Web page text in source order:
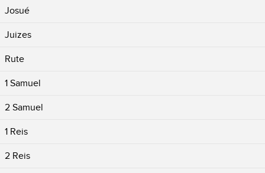
Josué
Juizes
Rute
1 Samuel
2 Samuel
1 Reis
2 Reis